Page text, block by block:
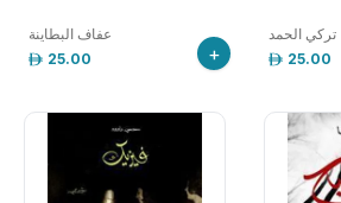
عفاف البطاينة
25.00
+
تركي الحمد
25.00